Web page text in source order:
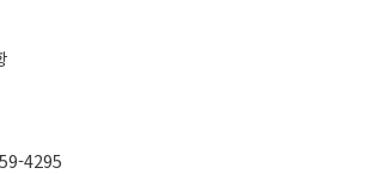
4295​